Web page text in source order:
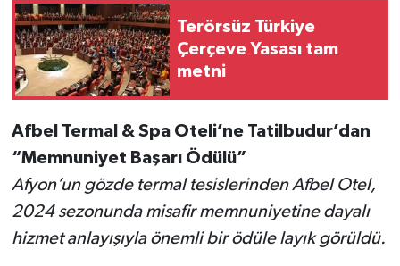
Terörsüz Türkiye
Çerçeve Yasası tam
metni
Afbel Termal & Spa Oteli’ne Tatilbudur’dan
“Memnuniyet Başarı Ödülü”
Afyon’un gözde termal tesislerinden Afbel Otel,
2024 sezonunda misafir memnuniyetine dayalı
hizmet anlayışıyla önemli bir ödüle layık görüldü.